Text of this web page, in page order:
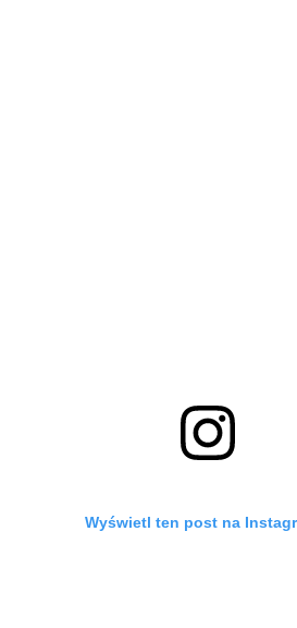
Wyświetl ten post na